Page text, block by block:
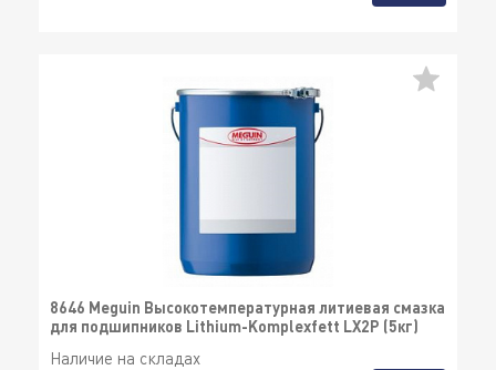
8646 Meguin Высокотемпературная литиевая смазка
для подшипников Lithium-Komplexfett LX2P (5кг)
Наличие на складах